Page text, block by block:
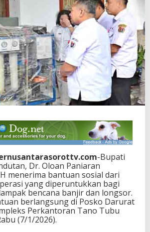
-Bupati
Dr. Oloan Paniaran
menerima bantuan sosial dari
yang diperuntukkan bagi
bencana banjir dan longsor.
berlangsung di Posko Darurat
Perkantoran Tano Tubu
(7/1/2026).